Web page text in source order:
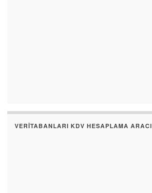
VERITABANLARI KDV HESAPLAMA ARACI